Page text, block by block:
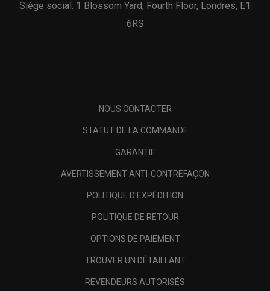
Siège social: 1 Blossom Yard, Fourth Floor, Londres, E1
6RS
NOUS CONTACTER
STATUT DE LA COMMANDE
GARANTIE
AVERTISSEMENT ANTI-CONTREFAÇON
POLITIQUE D'EXPÉDITION
POLITIQUE DE RETOUR
OPTIONS DE PAIEMENT
TROUVER UN DÉTAILLANT
REVENDEURS AUTORISÉS